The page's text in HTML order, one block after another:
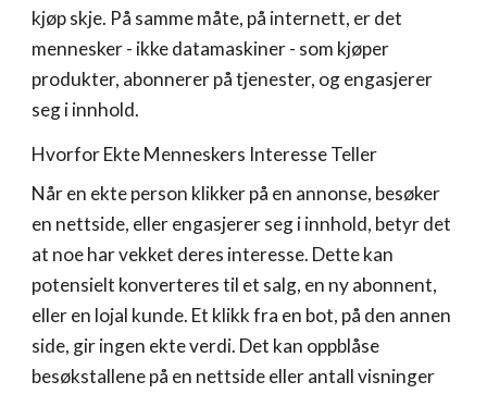
kjøp skje. På samme måte, på internett, er det
mennesker - ikke datamaskiner - som kjøper
produkter, abonnerer på tjenester, og engasjerer
seg i innhold.
Hvorfor Ekte Menneskers Interesse Teller
Når en ekte person klikker på en annonse, besøker
en nettside, eller engasjerer seg i innhold, betyr det
at noe har vekket deres interesse. Dette kan
potensielt konverteres til et salg, en ny abonnent,
eller en lojal kunde. Et klikk fra en bot, på den annen
side, gir ingen ekte verdi. Det kan oppblåse
besøkstallene på en nettside eller antall visninger